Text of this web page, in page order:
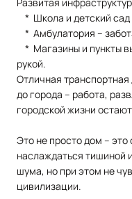
* Школа и детский сад
* Амбулатория –
* Магазины и пункты
рукой.
Отличная
до города – работа,
городской жизни
Это не просто дом –
наслаждаться тишиной
шума, но при этом не
цивилизации.